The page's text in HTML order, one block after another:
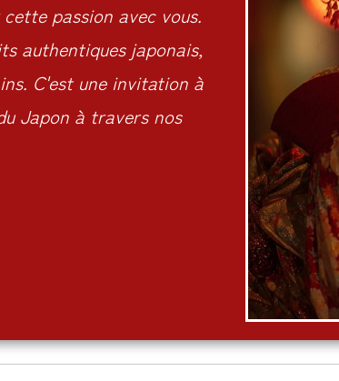
passion avec vous.
authentiques japonais,
C'est une invitation à
Japon à travers nos